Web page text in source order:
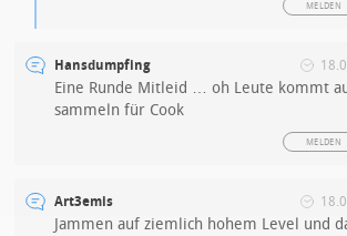
MELDEN
Hansdumpfing
Eine Runde Mitleid … oh Leute kommt
sammeln für Cook
MELDEN
Art3emis
Jammen auf ziemlich hohem Level und